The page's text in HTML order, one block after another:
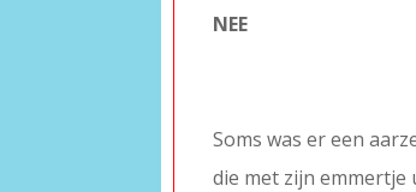
NEE
Soms was er een
die met zijn emmertje